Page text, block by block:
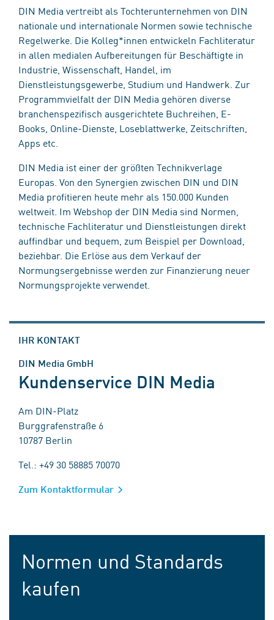
DIN Media vertreibt als Tochterunternehmen von DIN
nationale und internationale Normen sowie technische
Regelwerke. Die Kolleg*innen entwickeln Fachliteratur
in allen medialen Aufbereitungen für Beschäftigte in
Industrie, Wissenschaft, Handel, im
Dienstleistungsgewerbe, Studium und Handwerk. Zur
Programmvielfalt der DIN Media gehören diverse
branchenspezifisch ausgerichtete Buchreihen, E-
Books, Online-Dienste, Loseblattwerke, Zeitschriften,
Apps etc.
DIN Media ist einer der größten Technikverlage
Europas. Von den Synergien zwischen DIN und DIN
Media profitieren heute mehr als 150.000 Kunden
weltweit. Im Webshop der DIN Media sind Normen,
technische Fachliteratur und Dienstleistungen direkt
auffindbar und bequem, zum Beispiel per Download,
beziehbar. Die Erlöse aus dem Verkauf der
Normungsergebnisse werden zur Finanzierung neuer
Normungsprojekte verwendet.
IHR KONTAKT
DIN Media GmbH
Kundenservice DIN Media
Am DIN-Platz
Burggrafenstraße 6
10787 Berlin
Tel.: +49 30 58885 70070
Zum Kontaktformular
Normen und Standards
kaufen